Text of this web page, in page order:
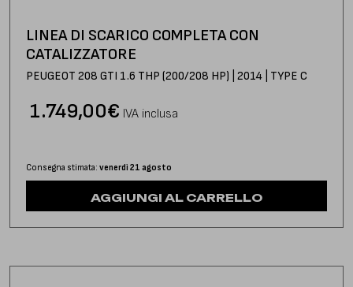
LINEA DI SCARICO COMPLETA CON
CATALIZZATORE
PEUGEOT 208 GTI 1.6 THP (200/208 HP) | 2014 | TYPE C
€
1.749,00 IVA inclusa
Consegna stimata: venerdì 21 agosto
AGGIUNGI AL CARRELLO